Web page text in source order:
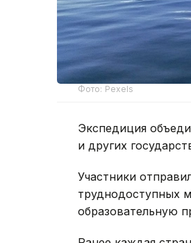
Фото: Pexels
Экспедиция
и других
Участники
труднодоступных
образовательную